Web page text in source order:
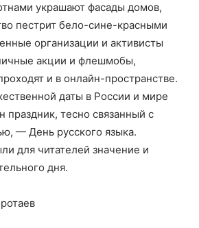
украшают фасады домов,
пестрит бело-сине-красными
организации и активисты
акции и флешмобы,
и в онлайн-пространстве.
даты в России и мире
тесно связанный с
— День русского языка.
для читателей значение и
дня.